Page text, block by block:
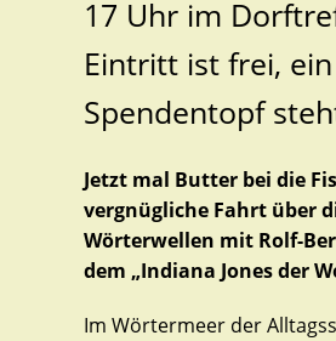
17 Uhr im
Eintritt ist frei, ein
Spendentopf
Jetzt mal Butter bei die
vergnügliche Fahrt über
Wörterwellen mit Rolf-
dem „Indiana Jones der
Im Wörtermeer der